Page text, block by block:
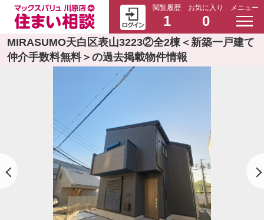
閲覧履歴
1
お気に入り
0
メニュー
MIRASUMO天白区表山3223②全2棟＜新築一戸建て
仲介手数料無料＞の過去掲載物件情報